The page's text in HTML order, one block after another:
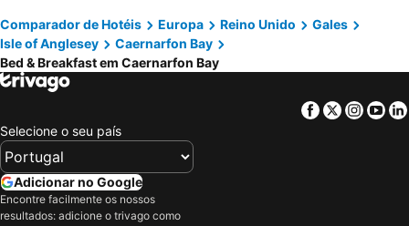
Abersoch, bed and breakfasts
Benllech, bed and breakfasts
Pwllheli, bed and breakfasts
Criccieth, bed and breakfasts
Harlech, bed and breakfasts
Beaumaris, bed and breakfasts
Dyffryn Ardudwy, bed and breakfasts
Trearddur Bay, bed and breakfasts
Beddgelert, bed and breakfasts
Llanfairfechan, bed and breakfasts
Comparador de Hotéis Europa Reino Unido
Gales
Isle of Anglesey
Caernarfon Bay
Bed & Breakfast em Caernarfon Bay
Facebook
Twitter
Selecione o seu país
Adicionar no Google
Encontre facilmente os nossos
resultados: adicione o trivago como